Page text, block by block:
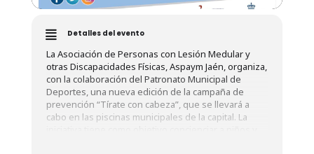
Detalles del evento
La Asociación de Personas con Lesión Medular y
otras Discapacidades Físicas, Aspaym Jaén, organiza,
con la colaboración del Patronato Municipal de
Deportes, una nueva edición de la campaña de
prevención “Tírate con cabeza”, que se llevará a
cabo en las piscinas municipales de la capital. La